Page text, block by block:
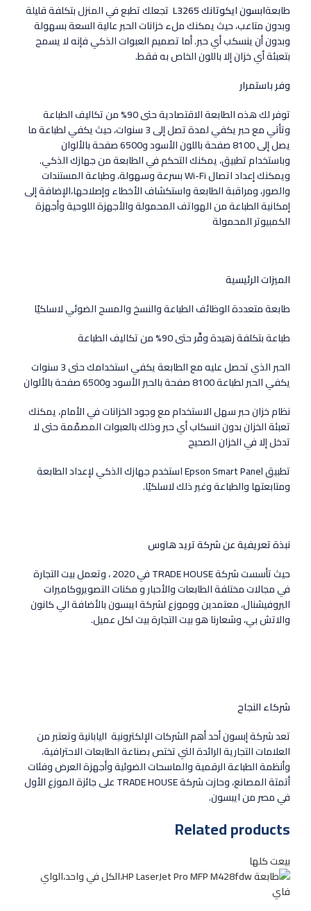
طابعةابسون ايكوتانك L3265
تجعلك تطبع في المنزل بتكلفة قليلة
وبدون متاعب، حيث يمكنك ملء خزانات الحبر عالية السعة بسهولة
وبدون أن ينسكب أي حبر. أما تصميم العبوات الذكي فإنه لا يسمح
بتعبئة أي خزان إلا باللون الخاص به فقط.
وفر باستمرار
توفر لك هذه الطابعة الاقتصادية حتى 90% من تكاليف الطباعة
وتأتي مع حبر يكفي لمدة تصل إلى 3 سنوات، حيث يكفي لطباعة ما
يصل إلى 8100 صفحة باللون الأسود و6500 صفحة بالألوان
وباستخدام تطبيق، يمكنك التحكم في الطابعة من جهازك الذكي.
ويمكنك إعداد اتصال Wi-Fi بسرعة وسهولة، وطباعة المستندات
والصور، ومراقبة الطابعة واستكشاف الأخطاء وإصلاحها،الإضافة إلى
إمكانية الطباعة من الهواتف المحمولة والأجهزة اللوحية وأجهزة
الكمبيوتر المحمولة
الميزات الرئيسية
طابعة متعددة الوظائف الطباعة والنسخ والمسح الضوئي لاسلكيًا
طباعة بتكلفة زهيدة وفِّر حتى 90% من تكاليف الطباعة
الحبر الذي تحصل عليه مع الطابعة يكفي استخدامك حتى 3 سنوات
يكفي الحبر لطباعة 8100 صفحة بالحبر الأسود و6500 صفحة بالألوان
نظام خزان حبر سهل الاستخدام مع وجود الخزانات في الأمام، يمكنك
تعبئة الخزان بدون انسكاب أي حبر وذلك بالعبوات المصمّمة حتى لا
تدخل إلا في الخزان الصحيح
تطبيق Epson Smart Panel استخدم جهازك الذكي لإعداد الطابعة
ومتابعتها والطباعة وغير ذلك لاسلكيًا.
نبذة تعريفية عن شركة تريد هاوس
حيث تأسست شركة TRADE HOUSE في 2020 ، وتعمل بيت التجارة
في مجالات مختلفة الطابعات والأحبار و مكنات التصويروكاميرات
البروفيشنال، معتمدين ووموزع لشركة ايبسون بالأضافة الي كانون
والاتش بي، وشعارنا هو بيت التجارة بيت لكل عميل.
شركاء النجاح
تعد شركة إبسون أحد أهم الشركات الإلكترونية اليابانية وتعتبر من
العلامات التجارية الرائدة التي تختص بصناعة الطابعات الاحترافية،
وأنظمة الطباعة الرقمية والماسحات الضوئية وأجهزة العرض وفئات
أتمتة المصانع، وحازت شركة TRADE HOUSE على جائزة الموزع الأول
في مصر من ايبسون.
Related products
بيعت كلها